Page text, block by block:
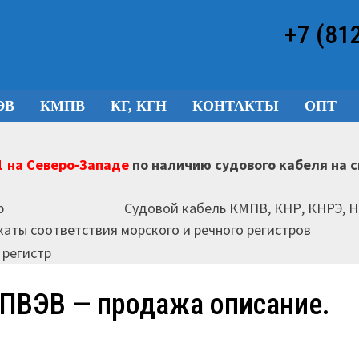
+7
КМПВ КГ, КГН КОНТАКТЫ ОПТ
Северо-Западепо наличию судового кабеля на
Судовой кабель КМПВ, КНР, КНРЭ,
соответствия морского и речного регистров
— продажа описание.